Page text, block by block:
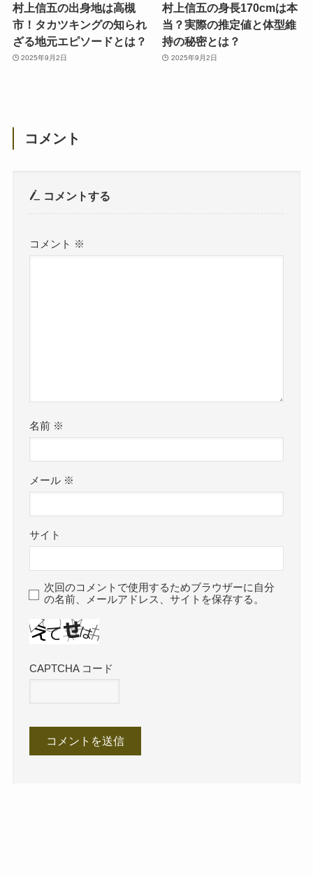
村上信五の出身地は高槻
市！タカツキングの知られ
ざる地元エピソードとは？
2025年9月2日
村上信五の身長170cmは本
当？実際の推定値と体型維
持の秘密とは？
2025年9月2日
コメント
コメントする
コメント ※
名前 ※
メール ※
サイト
次回のコメントで使用するためブラウザーに自分
の名前、メールアドレス、サイトを保存する。
CAPTCHA コード